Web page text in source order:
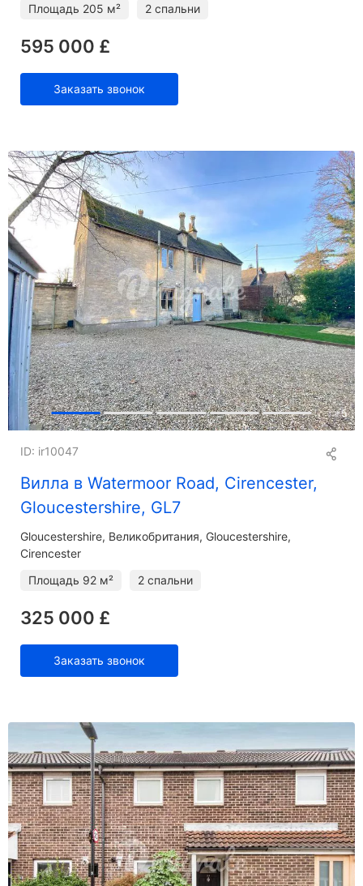
Площадь 205 м² 2 спальни
595 000 £
Заказать звонок
+5
Вилла в Watermoor Road, Cirencester,
Gloucestershire, GL7
ID: ir10047
Gloucestershire Великобритания, Gloucestershire,
Cirencester
Площадь 92 м² 2 спальни
325 000 £
Заказать звонок